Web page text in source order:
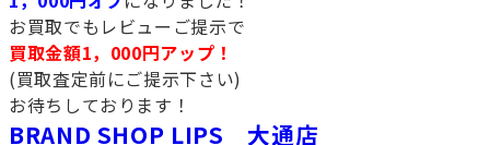
お買取でもレビューご提示で
買取金額1，000円アップ！
(買取査定前にご提示下さい)
お待ちしております！
BRAND SHOP LIPS 大通店